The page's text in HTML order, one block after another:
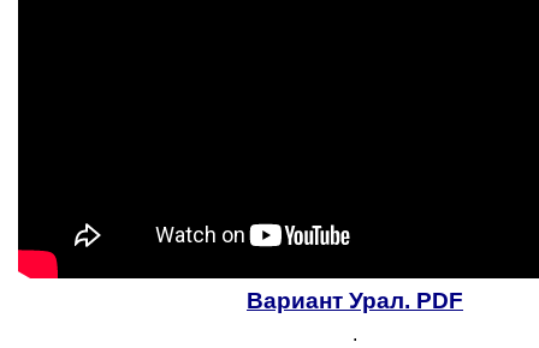
Вариант Урал. PDF
.